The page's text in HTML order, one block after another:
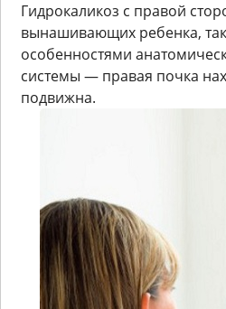
Гидрокаликоз с правой
вынашивающих ребенка,
особенностями
системы — правая почка
подвижна.